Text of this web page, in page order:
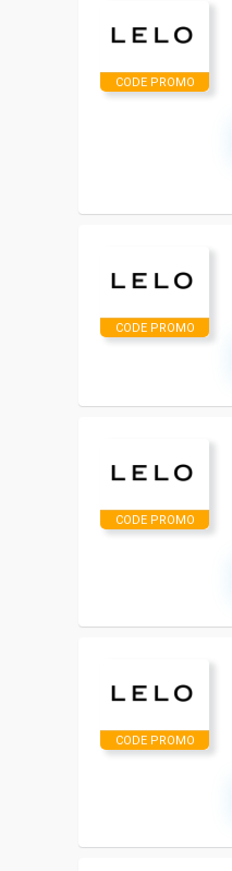
CODE PROMO
CODE PROMO
CODE PROMO
CODE PROMO